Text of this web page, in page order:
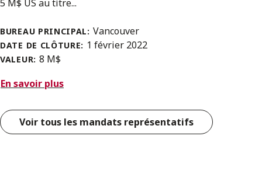
5 M$ US au titre...
BUREAU PRINCIPAL: Vancouver
DATE DE CLÔTURE: 1 février 2022
VALEUR: 8 M$
En savoir plus
Voir tous les mandats représentatifs